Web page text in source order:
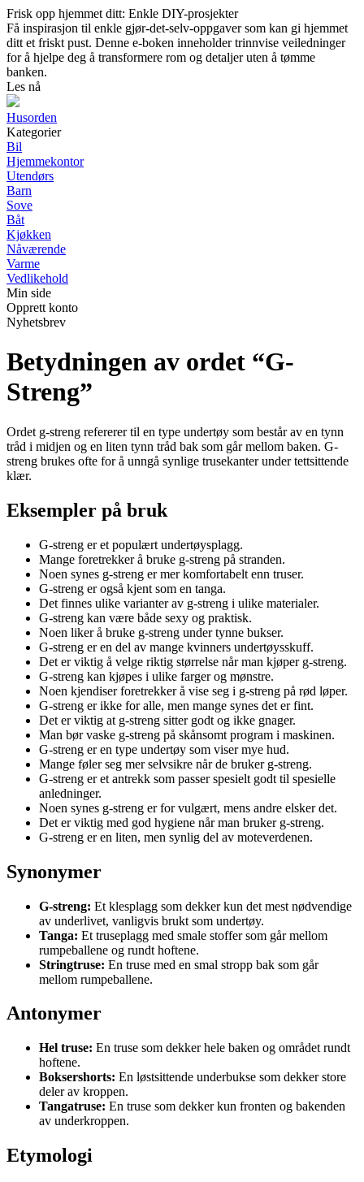
Frisk opp hjemmet ditt: Enkle DIY-prosjekter
Få inspirasjon til enkle gjør-det-selv-oppgaver som kan gi hjemmet
ditt et friskt pust. Denne e-boken inneholder trinnvise veiledninger
for å hjelpe deg å transformere rom og detaljer uten å tømme
banken.
Les nå
Husorden
Kategorier
Bil
Hjemmekontor
Utendørs
Barn
Sove
Båt
Kjøkken
Nåværende
Varme
Vedlikehold
Min side
Opprett konto
Nyhetsbrev
Betydningen av ordet “G-
Streng”
Ordet g-streng refererer til en type undertøy som består av en tynn
tråd i midjen og en liten tynn tråd bak som går mellom baken. G-
streng brukes ofte for å unngå synlige trusekanter under tettsittende
klær.
Eksempler på bruk
G-streng er et populært undertøysplagg.
Mange foretrekker å bruke g-streng på stranden.
Noen synes g-streng er mer komfortabelt enn truser.
G-streng er også kjent som en tanga.
Det finnes ulike varianter av g-streng i ulike materialer.
G-streng kan være både sexy og praktisk.
Noen liker å bruke g-streng under tynne bukser.
G-streng er en del av mange kvinners undertøysskuff.
Det er viktig å velge riktig størrelse når man kjøper g-streng.
G-streng kan kjøpes i ulike farger og mønstre.
Noen kjendiser foretrekker å vise seg i g-streng på rød løper.
G-streng er ikke for alle, men mange synes det er fint.
Det er viktig at g-streng sitter godt og ikke gnager.
Man bør vaske g-streng på skånsomt program i maskinen.
G-streng er en type undertøy som viser mye hud.
Mange føler seg mer selvsikre når de bruker g-streng.
G-streng er et antrekk som passer spesielt godt til spesielle
anledninger.
Noen synes g-streng er for vulgært, mens andre elsker det.
Det er viktig med god hygiene når man bruker g-streng.
G-streng er en liten, men synlig del av moteverdenen.
Synonymer
G-streng: Et klesplagg som dekker kun det mest nødvendige
av underlivet, vanligvis brukt som undertøy.
Tanga: Et truseplagg med smale stoffer som går mellom
rumpeballene og rundt hoftene.
Stringtruse: En truse med en smal stropp bak som går
mellom rumpeballene.
Antonymer
Hel truse: En truse som dekker hele baken og området rundt
hoftene.
Boksershorts: En løstsittende underbukse som dekker store
deler av kroppen.
Tangatruse: En truse som dekker kun fronten og bakenden
av underkroppen.
Etymologi